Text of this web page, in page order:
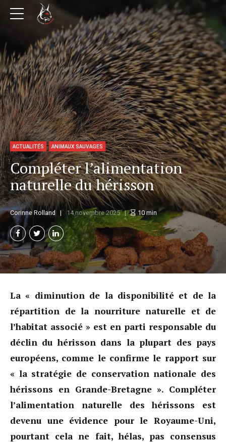
ACTUALITÉS ANIMAUX SAUVAGES
Compléter l’alimentation
naturelle du hérisson
Corinne Rolland 14 novembre 2025 10min
La « diminution de la disponibilité et de la
répartition de la nourriture naturelle et de
l’habitat associé » est en parti responsable du
déclin du hérisson dans la plupart des pays
européens, comme le confirme le rapport sur
« la stratégie de conservation nationale des
hérissons en Grande-Bretagne ». Compléter
l’alimentation naturelle des hérissons est
devenu une évidence pour le Royaume-Uni,
pourtant cela ne fait, hélas, pas consensus